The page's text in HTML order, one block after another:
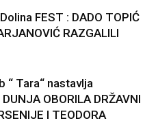
FEST : DADO TOPIĆ
RAZGALILI
“ Tara“ nastavlja
OBORILA DRŽAVNI
I TEODORA